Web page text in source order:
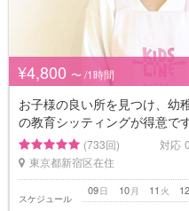
¥4,800 〜 /1時間
お子様の良い所を見つけ、幼
の教育シッティングが得意です
(733回) 対応
東京都新宿区在住
スケジュール
日
09 月
10 火
11 12